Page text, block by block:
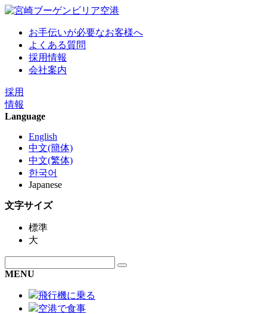
お手伝いが必要なお客様へ
よくある質問
採用情報
会社案内
採用
情報
Language
English
中文(簡体)
中文(繁体)
한국어
Japanese
文字サイズ
標準
大
MENU
飛行機に乗る
空港で食事